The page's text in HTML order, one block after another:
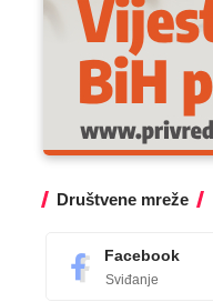
Društvene mreže
Facebook
Sviđanje